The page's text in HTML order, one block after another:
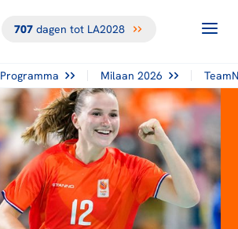
707dagen tot LA2028
Programma Milaan 2026